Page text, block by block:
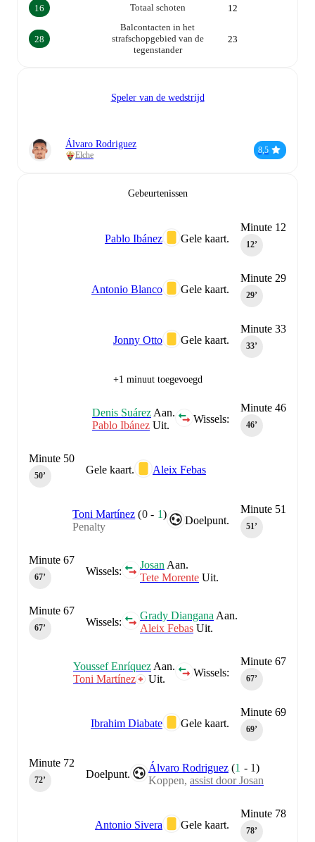
Totaal schoten
16
12
Balcontacten in het
strafschopgebied van de
tegenstander
28 23
Speler van de wedstrijd
Álvaro Rodriguez
Elche
8,5
Gebeurtenissen
Minute 12
12‎’‎
Gele kaart.
Pablo Ibánez
Minute 29
29‎’‎
Gele kaart.
Antonio Blanco
Minute 33
33‎’‎
Gele kaart.
Jonny Otto
+1 minuut toegevoegd
Minute 46
46‎’‎
Wissels:
Denis Suárez Aan.
Pablo Ibánez Uit.
Gele kaart. Aleix Febas
Minute 50
50‎’‎
Minute 51
51‎’‎
Doelpunt.
Toni Martínez (0- 1)
Penalty
Wissels:
Josan Aan.
Tete Morente Uit.
Minute 67
67‎’‎
Wissels:
Grady Diangana Aan.
Aleix Febas Uit.
Minute 67
67‎’‎
Minute 67
67‎’‎
Wissels:
Youssef Enríquez Aan.
Toni Martínez
Uit.
Minute 69
69‎’‎
Gele kaart.
Ibrahim Diabate
Doelpunt.
Álvaro Rodriguez (1 - 1)
Koppen, assist door Josan
Minute 72
72‎’‎
Minute 78
78‎’‎
Gele kaart.
Antonio Sivera